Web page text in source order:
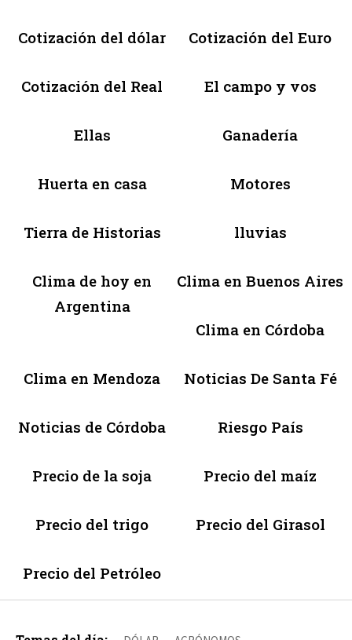
Cotización del dólar Cotización del Euro
Cotización del Real El campo y vos
Ellas Ganadería
Huerta en casa Motores
Tierra de Historias lluvias
Clima de hoy en
Argentina
Clima en Buenos Aires
Clima en Córdoba
Clima en Mendoza Noticias De Santa Fé
Noticias de Córdoba Riesgo País
Precio de la soja Precio del maíz
Precio del trigo Precio del Girasol
Precio del Petróleo